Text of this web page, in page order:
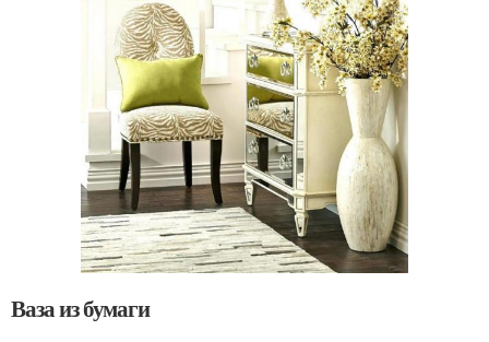
Ваза из бумаги